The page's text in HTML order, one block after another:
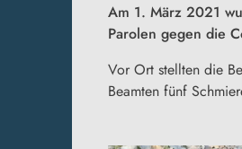
Am 1. März 2021
Parolen gegen die
Vor Ort stellten die
Beamten fünf